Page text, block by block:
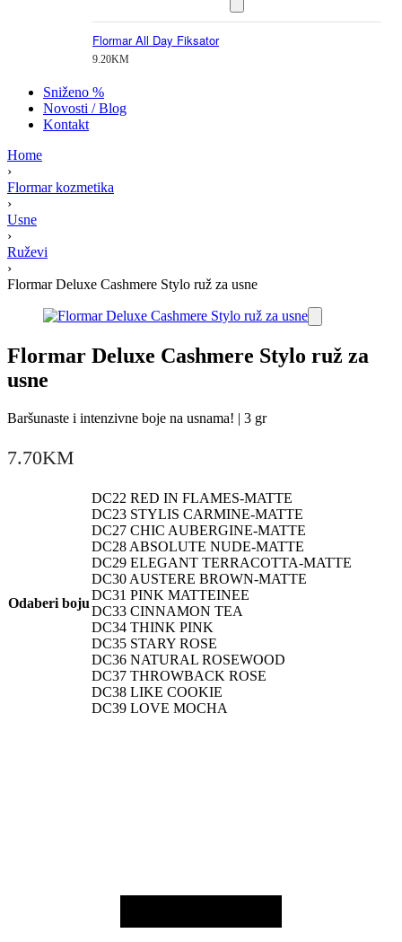
Flormar All Day Fiksator
9.20KM
Sniženo %
Novosti / Blog
Kontakt
Home
›
Flormar kozmetika
›
Usne
›
Ruževi
›
Flormar Deluxe Cashmere Stylo ruž za usne
Flormar Deluxe Cashmere Stylo ruž za
usne
Baršunaste i intenzivne boje na usnama! | 3 gr
7.70KM
Odaberi boju
DC22 RED IN FLAMES-MATTE
DC23 STYLIS CARMINE-MATTE
DC27 CHIC AUBERGINE-MATTE
DC28 ABSOLUTE NUDE-MATTE
DC29 ELEGANT TERRACOTTA-MATTE
DC30 AUSTERE BROWN-MATTE
DC31 PINK MATTEINEE
DC33 CINNAMON TEA
DC34 THINK PINK
DC35 STARY ROSE
DC36 NATURAL ROSEWOOD
DC37 THROWBACK ROSE
DC38 LIKE COOKIE
DC39 LOVE MOCHA